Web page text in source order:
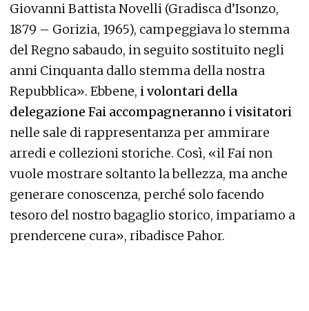
Giovanni Battista Novelli (Gradisca d’Isonzo,
1879 – Gorizia, 1965), campeggiava lo stemma
del Regno sabaudo, in seguito sostituito negli
anni Cinquanta dallo stemma della nostra
Repubblica». Ebbene, i volontari della
delegazione Fai accompagneranno i visitatori
nelle sale di rappresentanza per ammirare
arredi e collezioni storiche. Così, «il Fai non
vuole mostrare soltanto la bellezza, ma anche
generare conoscenza, perché solo facendo
tesoro del nostro bagaglio storico, impariamo a
prendercene cura», ribadisce Pahor.